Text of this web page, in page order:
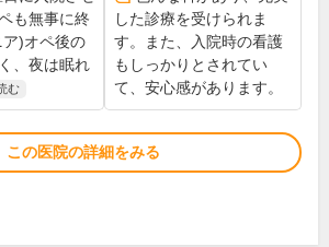
も無事に終
)オペ後の
、夜は眠れ
む
した診療を受けられま
す。また、入院時の看護
もしっかりとされてい
て、安心感があります。
この医院の詳細をみる